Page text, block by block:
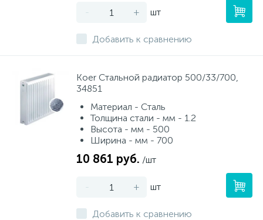
- + шт
Добавить к сравнению
Koer Стальной радиатор 500/33/700,
34851
Материал - Сталь
Толщина стали - мм - 1.2
Высота - мм - 500
Ширина - мм - 700
10 861 руб. /шт
- + шт
Добавить к сравнению
Инсталляции
Полотенцесушители
Душевые трапы
Аксессуары для ванной